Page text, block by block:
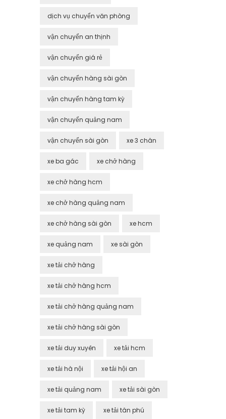
dịch vụ chuyển văn phòng
vận chuyển an thịnh
vận chuyển giá rẻ
vận chuyển hàng sài gòn
vận chuyển hàng tam kỳ
vận chuyển quảng nam
vận chuyển sài gòn xe 3 chân
xe ba gác xe chở hàng
xe chở hàng hcm
xe chở hàng quảng nam
xe chở hàng sài gòn xe hcm
xe quảng nam xe sài gòn
xe tải chở hàng
xe tải chở hàng hcm
xe tải chở hàng quảng nam
xe tải chở hàng sài gòn
xe tải duy xuyên xe tải hcm
xe tải hà nội xe tải hội an
xe tải quảng nam xe tải sài gòn
xe tải tam kỳ xe tải tân phú